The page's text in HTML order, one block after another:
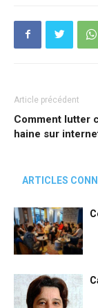
Article précédent
Comment lutter
haine sur
ARTICLES